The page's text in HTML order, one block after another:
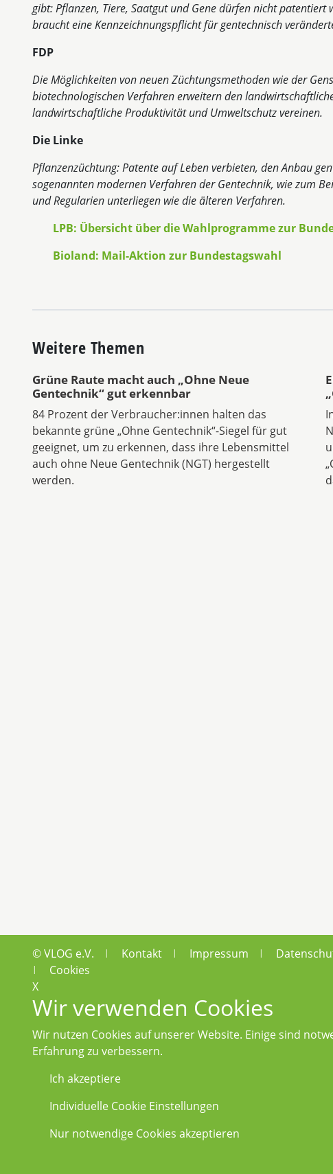
gibt: Pflanzen, Tiere, Saatgut und Gene dürfen nicht
braucht eine Kennzeichnungspflicht für gentechnisch
FDP
Die Möglichkeiten von neuen Züchtungsmethoden wie der
biotechnologischen Verfahren erweitern den
landwirtschaftliche Produktivität und Umweltschutz vereinen.
Die Linke
Pflanzenzüchtung: Patente auf Leben verbieten, den Anbau
sogenannten modernen Verfahren der Gentechnik, wie zum
und Regularien unterliegen wie die älteren Verfahren.
LPB: Übersicht über die Wahlprogramme zur
Bioland: Mail-Aktion zur Bundestagswahl
Weitere Themen
Grüne Raute macht auch „Ohne Neue
Gentechnik“ gut erkennbar
84 Prozent der Verbraucher:innen halten das
bekannte grüne „Ohne Gentechnik“-Siegel für gut
geeignet, um zu erkennen, dass ihre Lebensmittel
auch ohne Neue Gentechnik (NGT) hergestellt
werden.
© VLOG e.V. | Kontakt | Impressum |
|
Cookies
X
Wir verwenden Cookies
Wir nutzen Cookies auf unserer Website. Einige sind
Erfahrung zu verbessern.
Ich akzeptiere
Individuelle Cookie Einstellungen
Nur notwendige Cookies akzeptieren